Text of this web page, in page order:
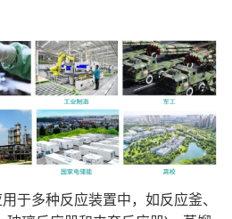
于多种反应装置中，如反应釜、